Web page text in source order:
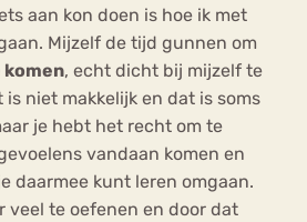
aan kon doen is hoe ik met
Mijzelf de tijd gunnen om
komen, echt dicht bij mijzelf te
niet makkelijk en dat is soms
je hebt het recht om te
vandaan komen en
daarmee kunt leren omgaan.
veel te oefenen en door dat